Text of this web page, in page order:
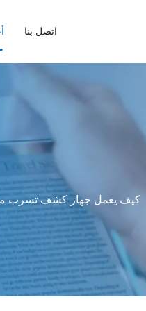
اتصل بنا
كيف يعمل جهاز كشف تسرب